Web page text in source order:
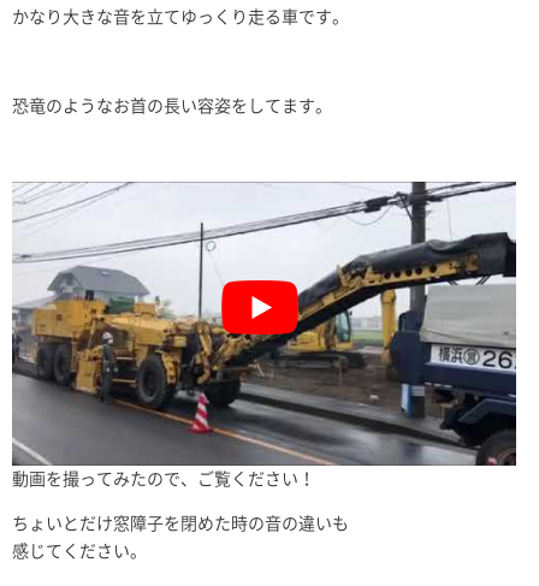
かなり大きな音を立てゆっくり走る車です。
恐竜のようなお首の長い容姿をしてます。
動画を撮ってみたので、ご覧ください！
ちょいとだけ窓障子を閉めた時の音の違いも
感じてください。